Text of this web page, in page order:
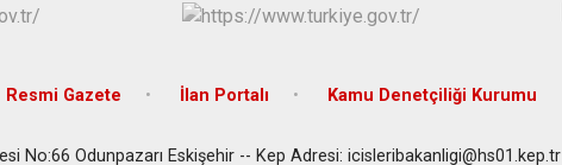
Resmi Gazete İlan Portalı Kamu Denetçiliği Kurumu
No:66 Odunpazarı Eskişehir -- Kep Adresi: icisleribakanligi@hs01.kep.tr